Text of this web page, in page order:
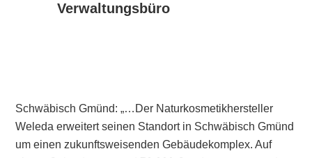
Verwaltungsbüro
Schwäbisch Gmünd: „…Der Naturkosmetikhersteller
Weleda erweitert seinen Standort in Schwäbisch Gmünd
um einen zukunftsweisenden Gebäudekomplex. Auf